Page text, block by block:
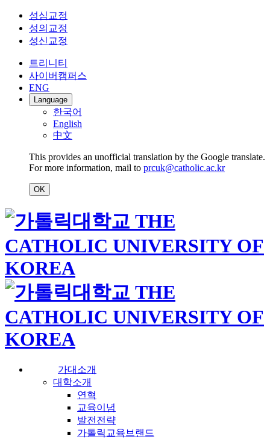
성심교정
성의교정
성신교정
트리니티
사이버캠퍼스
ENG
Language
한국어
English
中文
This provides an unofficial translation by the Google translate.
For more information, mail to prcuk@catholic.ac.kr
OK
가대소개
대학소개
연혁
교육이념
발전전략
가톨릭교육브랜드